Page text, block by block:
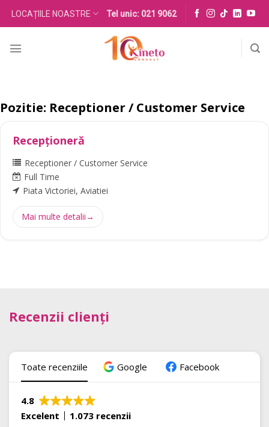
LOCAȚIILE NOASTRE Tel unic: 021 9062
Pozitie: Receptioner / Customer Service
Recepționeră
Receptioner / Customer Service
Full Time
Piata Victoriei Aviatiei
Mai multe detalii
Recenzii clienți
Toate recenziile Google Facebook
4.8
Excelent
1.073 recenzii